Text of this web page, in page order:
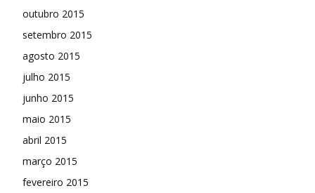
outubro 2015
setembro 2015
agosto 2015
julho 2015
junho 2015
maio 2015
abril 2015
março 2015
fevereiro 2015